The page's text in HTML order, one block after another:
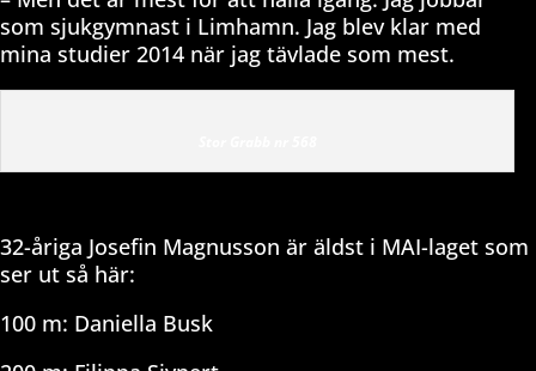
som sjukgymnast i Limhamn. Jag blev klar med
mina studier 2014 när jag tävlade som mest.
32-åriga Josefin Magnusson är äldst i MAI-laget som
ser ut så här:
100 m: Daniella Busk